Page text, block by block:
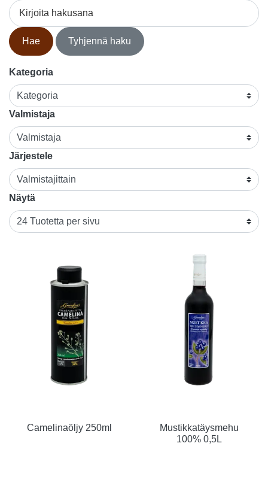
Kirjoita hakusana
Hae Tyhjennä haku
Kategoria
Valmistaja
Järjestele
Näytä
Camelinaöljy 250ml
Mustikkatäysmehu
100% 0,5L